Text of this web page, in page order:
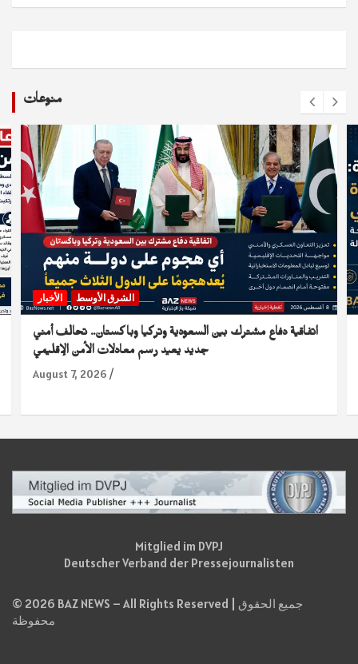
منوعات
الأخبار الشرق الأوسط
اتفاقية دفاع مشترك بين السعودية وتركيا وباكستان.. تحالف أمني
جديد يعيد رسم معادلات الأمن الإقليمي
August 7, 2026
Mitglied im DVPJ
Deutscher Verband der Pressejournalisten
© 2026 BAZ NEWS – All Rights Reserved | جميع الحقوق
محفوظة